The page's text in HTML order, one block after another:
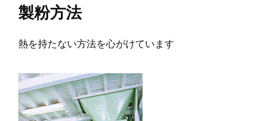
製粉方法
熱を持たない方法を心がけています